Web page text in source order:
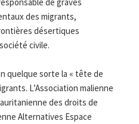
des migrants,
désertiques
civile.
quelque sorte la « tête de
L’Association malienne
des droits de
Alternatives Espace